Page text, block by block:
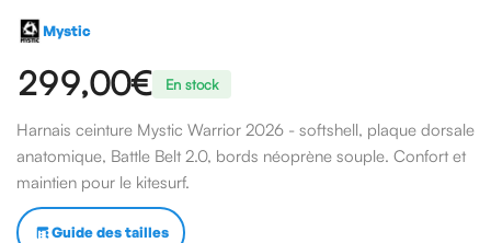
Mystic
299,00€ En stock
Harnais ceinture Mystic Warrior 2026 - softshell, plaque dorsale
anatomique, Battle Belt 2.0, bords néoprène souple. Confort et
maintien pour le kitesurf.
Guide des tailles